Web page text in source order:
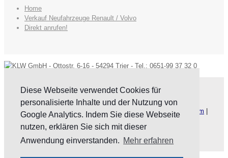
Diese Webseite verwendet Cookies für
personalisierte Inhalte und der Nutzung von
Google Analytics. Indem Sie diese Webseite
nutzen, erklären Sie sich mit dieser
Anwendung einverstanden. Mehr erfahren
Home
Verkauf Neufahrzeuge Renault / Volvo
Direkt anrufen!
Website byKLW GmbH
Copyright © 2023 KLW-trier.de. Alle Rechte vorbehalten. Impressum
Datenschutz